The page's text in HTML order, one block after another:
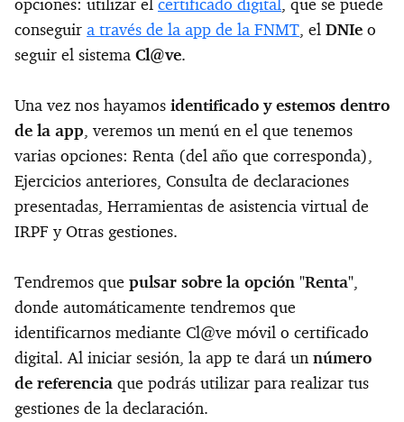
opciones: utilizar el certificado digital, que se puede
conseguir a través de la app de la FNMT, el DNIe o
seguir el sistema Cl@ve.
Una vez nos hayamos identificado y estemos dentro
de la app, veremos un menú en el que tenemos
varias opciones: Renta (del año que corresponda),
Ejercicios anteriores, Consulta de declaraciones
presentadas, Herramientas de asistencia virtual de
IRPF y Otras gestiones.
Tendremos que pulsar sobre la opción "Renta",
donde automáticamente tendremos que
identificarnos mediante Cl@ve móvil o certificado
digital. Al iniciar sesión, la app te dará un número
de referencia que podrás utilizar para realizar tus
gestiones de la declaración.